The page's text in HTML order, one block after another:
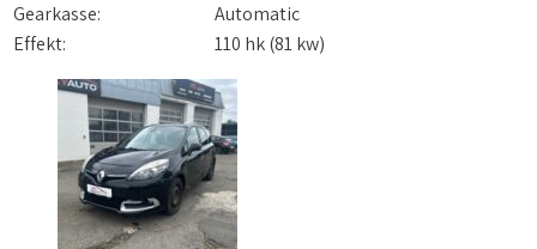
Gearkasse:
Automatic
Effekt:
110 hk (81 kw)